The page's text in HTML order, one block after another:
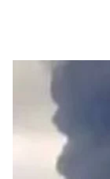
Во время
вывели из
Euro+. Они
Об этом